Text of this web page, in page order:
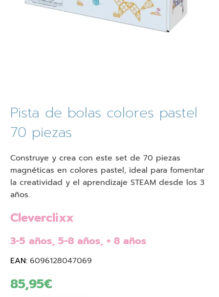
Pista de bolas colores pastel
70 piezas
Construye y crea con este set de 70 piezas
magnéticas en colores pastel, ideal para fomentar
la creatividad y el aprendizaje STEAM desde los 3
años.
Cleverclixx
3-5 años, 5-8 años, + 8 años
EAN: 6096128047069
85,95€